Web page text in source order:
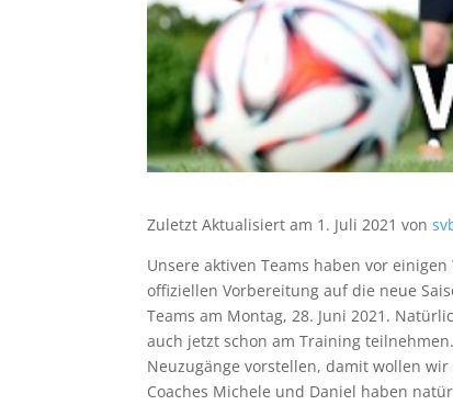
Zuletzt Aktualisiert am 1. Juli 2021 von
Unsere aktiven Teams haben vor
offiziellen Vorbereitung auf die neue
Teams am Montag, 28. Juni 2021.
auch jetzt schon am Training
Neuzugänge vorstellen, damit wollen
Coaches Michele und Daniel haben